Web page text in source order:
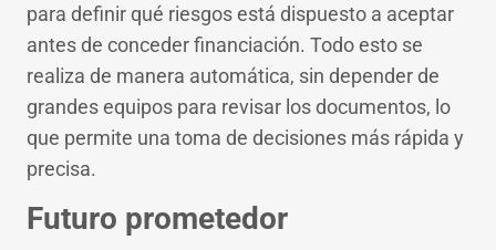
para definir qué riesgos está dispuesto a aceptar
antes de conceder financiación. Todo esto se
realiza de manera automática, sin depender de
grandes equipos para revisar los documentos, lo
que permite una toma de decisiones más rápida y
precisa.
Futuro prometedor